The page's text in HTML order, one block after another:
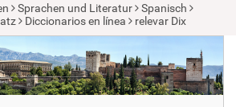
Sprachen und Literatur
Spanisch
Diccionarios en línea relevar Dix